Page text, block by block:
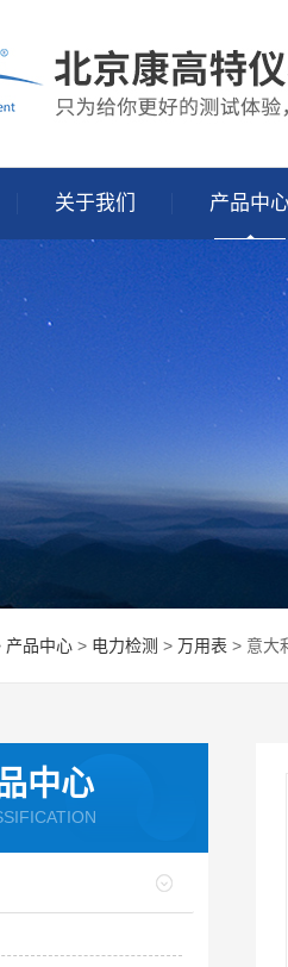
关于我们 产品中
产品中心 > 电力检测 > 万用表 > 意大
中心